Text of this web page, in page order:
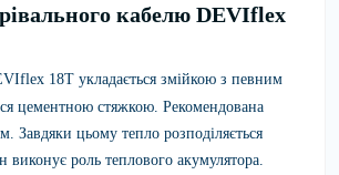
кабелю DEVIflex
18T укладається змійкою з певним
цементною стяжкою. Рекомендована
цьому тепло розподіляється
виконує роль теплового акумулятора.